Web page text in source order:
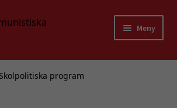
Meny
Skolpolitiska program